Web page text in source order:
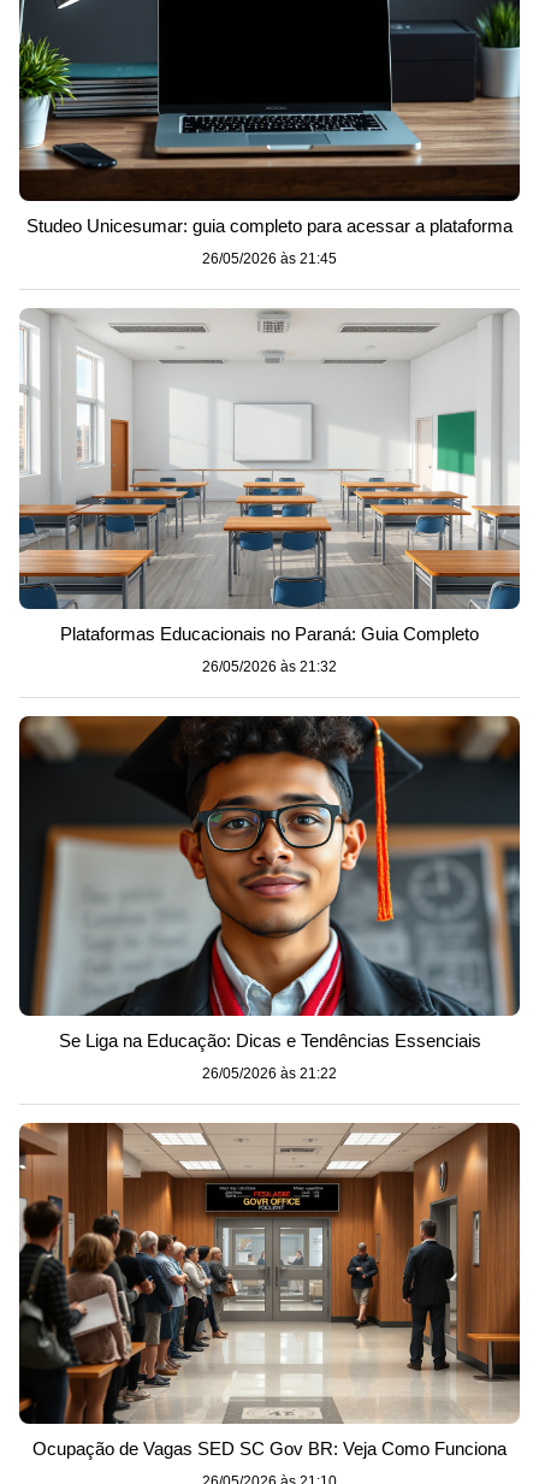
Studeo Unicesumar: guia completo para acessar a plataforma
26/05/2026 às 21:45
Plataformas Educacionais no Paraná: Guia Completo
26/05/2026 às 21:32
Se Liga na Educação: Dicas e Tendências Essenciais
26/05/2026 às 21:22
Ocupação de Vagas SED SC Gov BR: Veja Como Funciona